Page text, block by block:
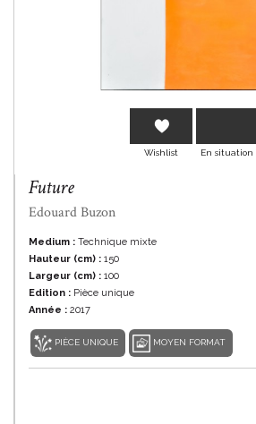
Wishlist En situation
Future
Edouard Buzon
Medium : Technique mixte
Hauteur (cm) : 150
Largeur (cm) : 100
Edition : Pièce unique
Année : 2017
PIÈCE UNIQUE MOYEN FORMAT